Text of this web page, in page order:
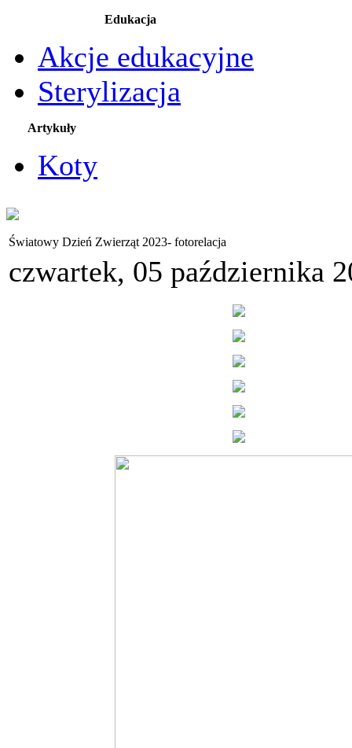
Edukacja
Akcje edukacyjne
Sterylizacja
Artykuły
Koty
Światowy Dzień Zwierząt 2023- fotorelacja
czwartek, 05 października